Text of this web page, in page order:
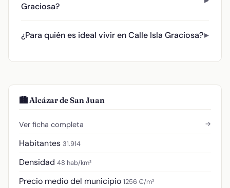
Graciosa?
¿Para quién es ideal vivir en Calle Isla Graciosa?
🏙️ Alcázar de San Juan
Ver ficha completa →
Habitantes 31.914
Densidad 48 hab/km²
Precio medio del municipio 1256 €/m²